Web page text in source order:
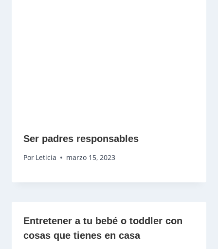
Ser padres responsables
Por Leticia marzo 15, 2023
Entretener a tu bebé o toddler con
cosas que tienes en casa